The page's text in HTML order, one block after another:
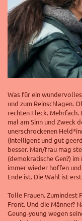
Was für ein
und zum Reinschlagen.
rechten Fleck.
mal am Sinn und Zweck
unerschrockenen
(intelligent und gut
besser. Man/frau mag
(demokratische Gen?)
immer wieder hoffen und
Ende ist. Die Wahl ist
Tolle Frauen. Zumindest
Front. Und die Männer?
Geung-young wegen